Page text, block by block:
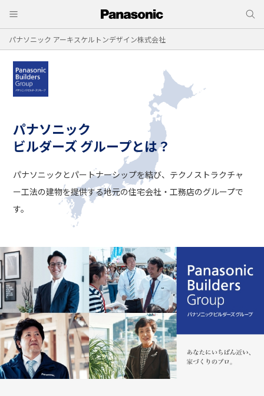
パナソニック アーキスケルトンデザイン株式会社
パナソニック
ビルダーズ グループとは？
パナソニックとパートナーシップを結び、 テクノストラクチャ
ー工法の建物を提供する地元の住宅会社・工務店のグループで
す。